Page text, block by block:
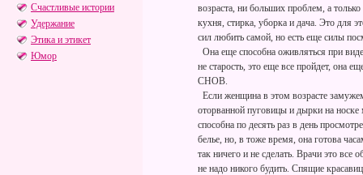
Счастливые истории
Удержание
Этика и этикет
Юмор
возраста, ни больших проблем, а
кухня, стирка, уборка и дача. Это для
сил любить самой, но есть еще силы
Она еще способна оживляться при
не старость, это еще все пройдет, она
СНОВ.
Если женщина в этом возрасте
оторванной пуговицы и дырки на
способна по десять раз в день
белье, но, в тоже время, она готова
так ничего и не сделать. Врачи это
не надо никого будить. Спящие